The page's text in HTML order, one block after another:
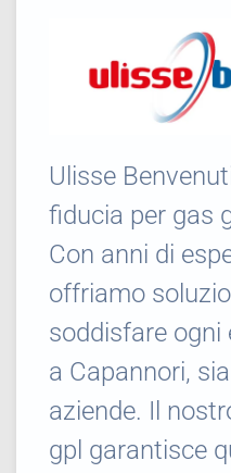
Ulisse
fiducia per gas
Con anni di
offriamo
soddisfare ogni
a Capannori,
aziende. Il
gpl garantisce